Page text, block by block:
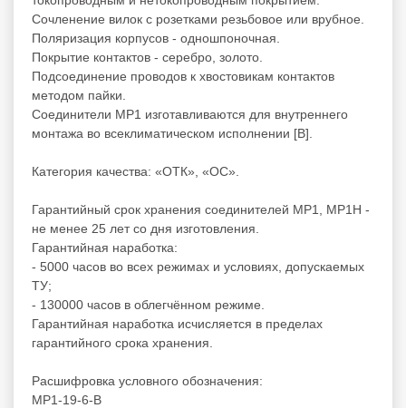
Сочленение вилок с розетками резьбовое или врубное.
Поляризация корпусов - одношпоночная.
Покрытие контактов - серебро, золото.
Подсоединение проводов к хвостовикам контактов
методом пайки.
Соединители МР1 изготавливаются для внутреннего
монтажа во всеклиматическом исполнении [В].
Категория качества: «ОТК», «ОС».
Гарантийный срок хранения соединителей МР1, МР1Н -
не менее 25 лет со дня изготовления.
Гарантийная наработка:
- 5000 часов во всех режимах и условиях, допускаемых
ТУ;
- 130000 часов в облегчённом режиме.
Гарантийная наработка исчисляется в пределах
гарантийного срока хранения.
Расшифровка условного обозначения:
МР1-19-6-В